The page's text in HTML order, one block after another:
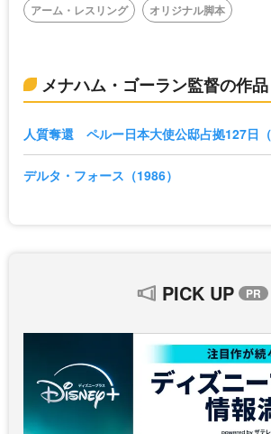
アーム・レスリング
オリジナル脚本
メナハム・ゴーラン監督の作品
人質奪還 ペルー日本大使公邸占拠127日（
デルタ・フォース（1986）
PICK UP